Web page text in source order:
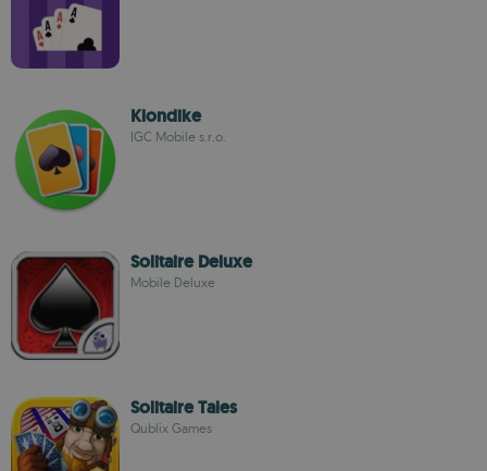
Klondike
IGC Mobile s.r.o.
Solitaire Deluxe
Mobile Deluxe
Solitaire Tales
Qublix Games